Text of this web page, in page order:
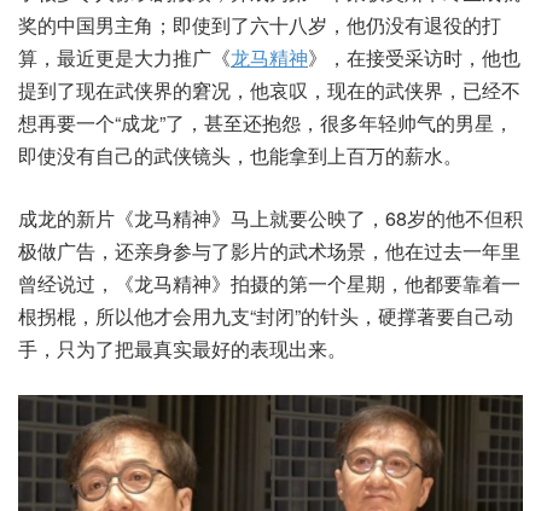
奖的中国男主角；即使到了六十八岁，他仍没有退役的打
算，最近更是大力推广《龙马精神》，在接受采访时，他也
提到了现在武侠界的窘况，他哀叹，现在的武侠界，已经不
想再要一个“成龙”了，甚至还抱怨，很多年轻帅气的男星，
即使没有自己的武侠镜头，也能拿到上百万的薪水。
成龙的新片《龙马精神》马上就要公映了，68岁的他不但积
极做广告，还亲身参与了影片的武术场景，他在过去一年里
曾经说过，《龙马精神》拍摄的第一个星期，他都要靠着一
根拐棍，所以他才会用九支“封闭”的针头，硬撑著要自己动
手，只为了把最真实最好的表现出来。